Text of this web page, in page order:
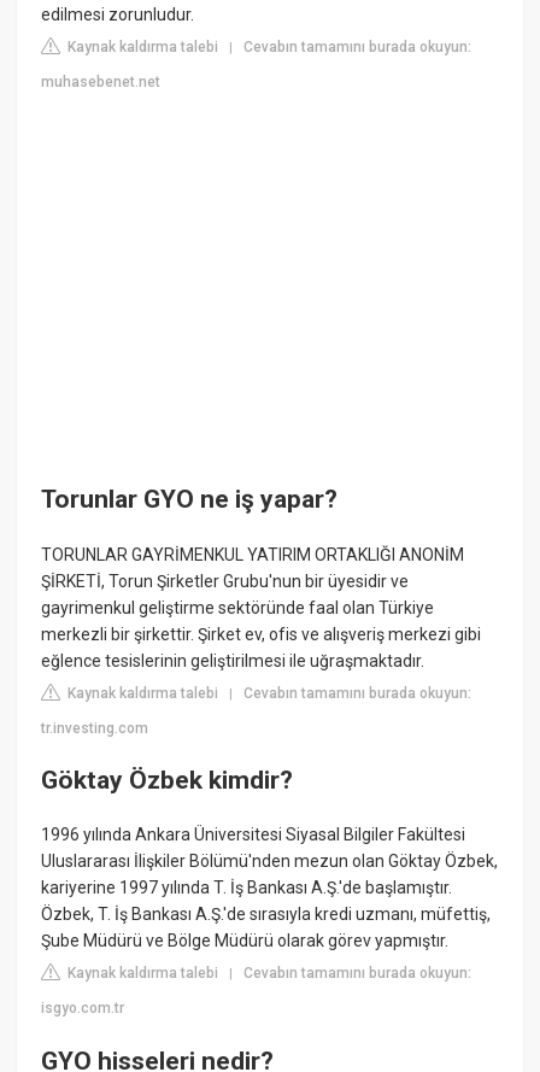
edilmesi zorunludur.
Kaynak kaldırma talebi |Cevabın tamamını burada okuyun:
muhasebenet.net
Torunlar GYO ne iş yapar?
TORUNLAR GAYRİMENKUL YATIRIM ORTAKLIĞI ANONİM
ŞİRKETİ, Torun Şirketler Grubu'nun bir üyesidir ve
gayrimenkul geliştirme sektöründe faal olan Türkiye
merkezli bir şirkettir. Şirket ev, ofis ve alışveriş merkezi gibi
eğlence tesislerinin geliştirilmesi ile uğraşmaktadır.
Kaynak kaldırma talebi |Cevabın tamamını burada okuyun:
tr.investing.com
Göktay Özbek kimdir?
1996 yılında Ankara Üniversitesi Siyasal Bilgiler Fakültesi
Uluslararası İlişkiler Bölümü'nden mezun olan Göktay Özbek,
kariyerine 1997 yılında T. İş Bankası A.Ş.'de başlamıştır.
Özbek, T. İş Bankası A.Ş.'de sırasıyla kredi uzmanı, müfettiş,
Şube Müdürü ve Bölge Müdürü olarak görev yapmıştır.
Kaynak kaldırma talebi |Cevabın tamamını burada okuyun:
isgyo.com.tr
GYO hisseleri nedir?